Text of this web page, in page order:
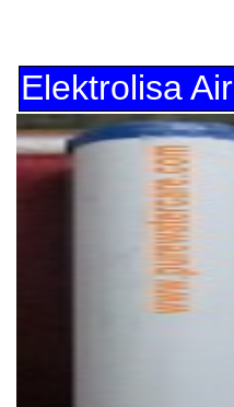
Elektrolisa Air